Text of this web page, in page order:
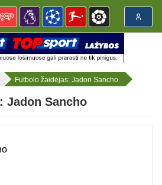
Futbolo žaidėjas: Jadon Sancho
Jadon Sancho